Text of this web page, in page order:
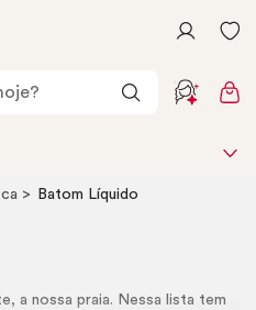
Batom Líquido
a nossa praia. Nessa lista tem